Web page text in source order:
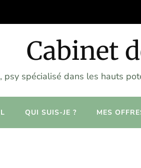
Cabinet
psy spécialisé dans les hauts
QUI SUIS-JE ? MES